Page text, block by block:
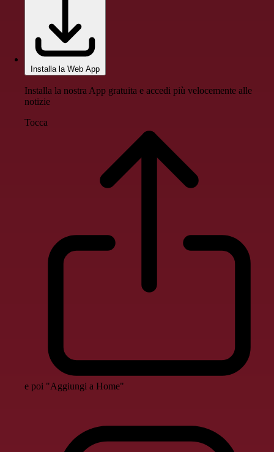
Installa la Web App
Installa la nostra App gratuita e accedi più velocemente alle
notizie
Tocca
e poi "Aggiungi a Home"